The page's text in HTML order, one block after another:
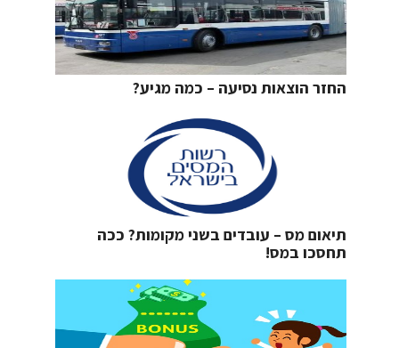
החזר הוצאות נסיעה – כמה מגיע?
תיאום מס – עובדים בשני מקומות? ככה
תחסכו במס!